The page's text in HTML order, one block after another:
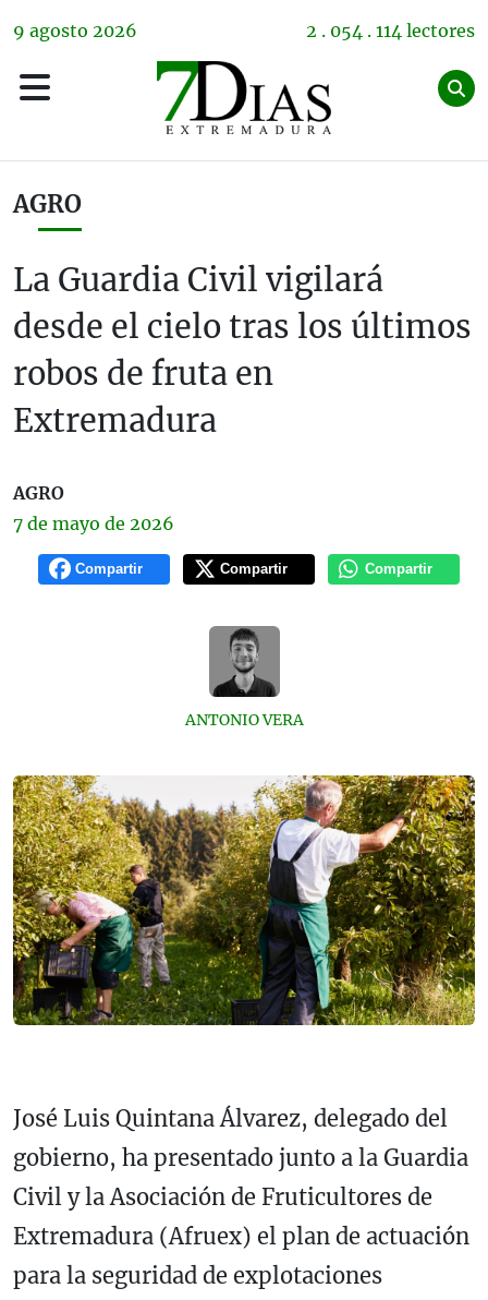
9 agosto 2026 2 . 054 . 114 lectores
AGRO
La Guardia Civil vigilará
desde el cielo tras los últimos
robos de fruta en
Extremadura
AGRO
7 de mayo de 2026
Compartir Compartir Compartir
ANTONIO VERA
José Luis Quintana Álvarez, delegado del
gobierno, ha presentado junto a la Guardia
Civil y la Asociación de Fruticultores de
Extremadura (Afruex) el plan de actuación
para la seguridad de explotaciones